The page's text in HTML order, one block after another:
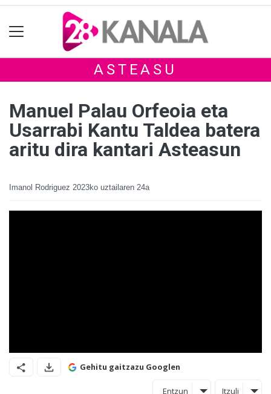
ASTEASU
Manuel Palau Orfeoia eta
Usarrabi Kantu Taldea batera
aritu dira kantari Asteasun
Imanol Rodriguez 2023ko uztailaren 24a
Gehitu gaitzazu Googlen
Entzun Itzuli